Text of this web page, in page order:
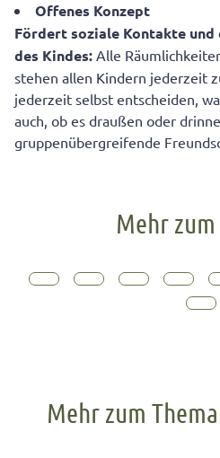
Offenes Konzept
Fördert soziale Kontakte
des Kindes: Alle
stehen allen Kindern jederzeit
jederzeit selbst entscheiden,
auch, ob es draußen oder
gruppenübergreifende
Mehr
Mehr zum